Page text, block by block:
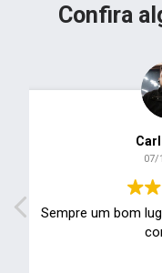
Confira
Gostaria de